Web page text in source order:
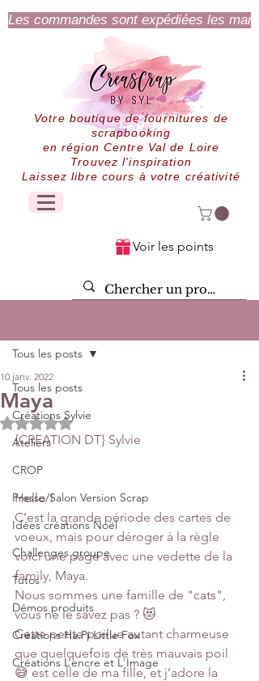
Les commandes sont expédiées les
Votre boutique de fournitures de
scrapbooking
en région Centre Val de Loire
Trouvez l'inspiration
Laissez libre cours à votre créativité
Voir les points
Tous les posts
Créations Sylvie
Ateliers
CROP
Presse/Salon Version Scrap
Idées créations Noël
Challenges groupe
Tutos
Démos produits
Créations Ha.Pi Little Fox
Créations L’encre et L'Image
Tous les posts
Maya
10 janv. 2022
Noté NaN étoiles sur 5.
{CREATION DT} Sylvie
Hello !
C’est la grande période des cartes de
voeux, mais pour déroger à la règle
voici une page avec une vedette de la
family, Maya.
Nous sommes une famille de "cats",
vous ne le savez pas ? 😻
Cette petite poilue autant charmeuse
que quelquefois de très mauvais poil
😅 est celle de ma fille, et j’adore la